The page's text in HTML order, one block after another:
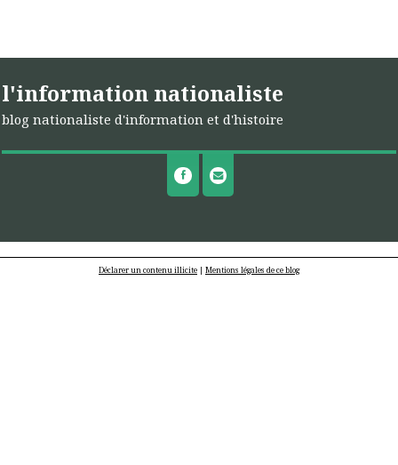
l'information nationaliste
blog nationaliste d'information et d'histoire
Déclarer un contenu illicite | Mentions légales de ce blog